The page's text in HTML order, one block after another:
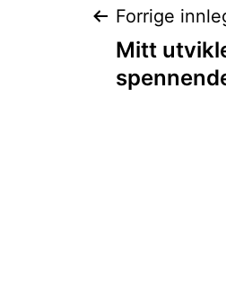
Forrige
Mitt